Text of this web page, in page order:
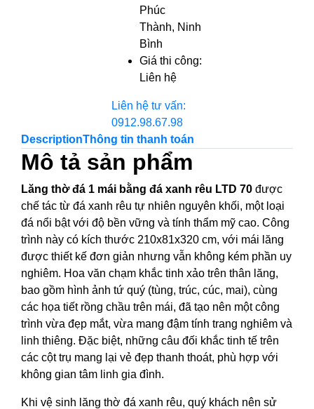
Phúc
Thành, Ninh
Bình
Giá thi công:
Liên hệ
Liên hệ tư vấn:
0912.98.67.98
DescriptionThông tin thanh toán
Mô tả sản phẩm
Lăng thờ đá 1 mái bằng đá xanh rêu LTD 70 được
chế tác từ đá xanh rêu tự nhiên nguyên khối, một loại
đá nổi bật với độ bền vững và tính thẩm mỹ cao. Công
trình này có kích thước 210x81x320 cm, với mái lăng
được thiết kế đơn giản nhưng vẫn không kém phần uy
nghiêm. Hoa văn chạm khắc tinh xảo trên thân lăng,
bao gồm hình ảnh tứ quý (tùng, trúc, cúc, mai), cùng
các họa tiết rồng chầu trên mái, đã tạo nên một công
trình vừa đẹp mắt, vừa mang đậm tính trang nghiêm và
linh thiêng. Đặc biệt, những câu đối khắc tinh tế trên
các cột trụ mang lại vẻ đẹp thanh thoát, phù hợp với
không gian tâm linh gia đình.
Khi vệ sinh lăng thờ đá xanh rêu, quý khách nên sử